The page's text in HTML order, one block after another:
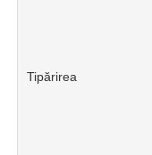
Tipărirea